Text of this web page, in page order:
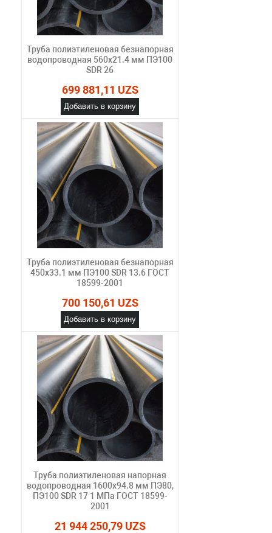
Труба полиэтиленовая безнапорная
водопроводная 560х21.4 мм ПЭ100
SDR 26
699 881,11 UZS
Добавить в корзину
Труба полиэтиленовая безнапорная
450х33.1 мм ПЭ100 SDR 13.6 ГОСТ
18599-2001
700 150,61 UZS
Добавить в корзину
Труба полиэтиленовая напорная
водопроводная 1600х94.8 мм ПЭ80,
ПЭ100 SDR 17 1 МПа ГОСТ 18599-
2001
21 944 250,79 UZS